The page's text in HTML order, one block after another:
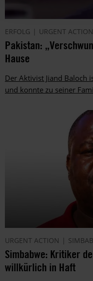
ERFOLG URGENT ACTION
Pakistan:
Hause
Der Aktivist Jiand Baloch
und konnte zu seiner
URGENT ACTION
Simbabwe: Kritiker
willkürlich in Haft